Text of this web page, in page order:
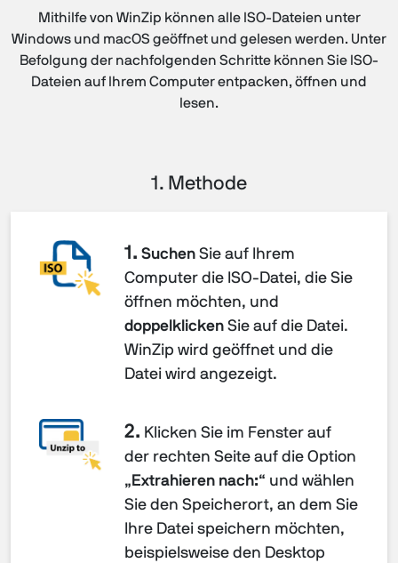
Mithilfe von WinZip können alle ISO-Dateien unter
Windows und macOS geöffnet und gelesen werden. Unter
Befolgung der nachfolgenden Schritte können Sie ISO-
Dateien auf Ihrem Computer entpacken, öffnen und
lesen.
1. Methode
1. Suchen Sie auf Ihrem
Computer die ISO-Datei, die Sie
öffnen möchten, und
doppelklicken Sie auf die Datei.
WinZip wird geöffnet und die
Datei wird angezeigt.
2. Klicken Sie im Fenster auf
der rechten Seite auf die Option
„ Extrahieren nach:“ und wählen
Sie den Speicherort, an dem Sie
Ihre Datei speichern möchten,
beispielsweise den Desktop